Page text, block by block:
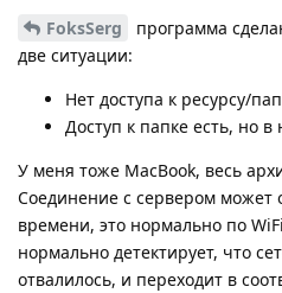
FoksSerg
программа
две ситуации:
Нет доступа к ресурсу/
Доступ к папке есть, но
У меня тоже MacBook, весь
Соединение с сервером может
времени, это нормально по
нормально детектирует, что
отвалилось, и переходит в